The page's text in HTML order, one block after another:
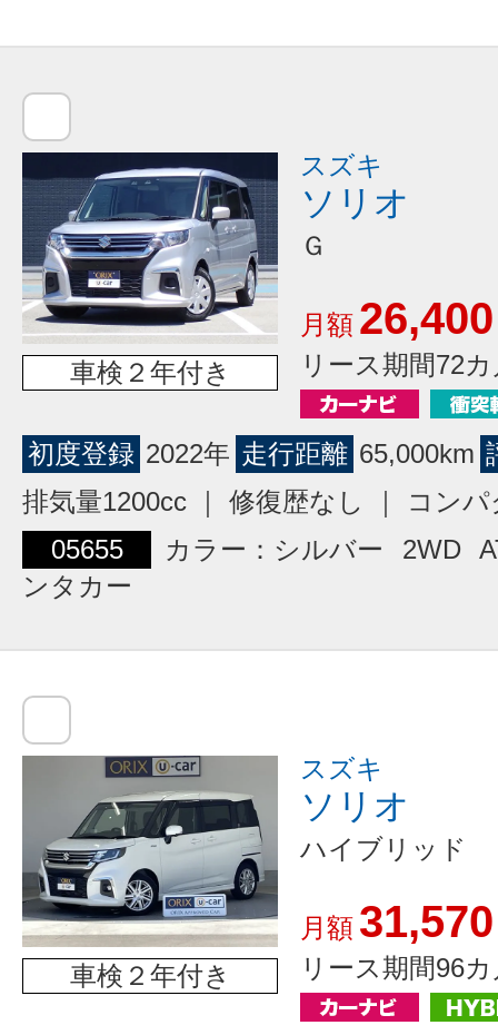
車検２年付き
スズキ
ソリオ
Ｇ
月額 26,400
リース期間72
初度登録 2022年 走行距離 65,000km
排気量1200cc ｜ 修復歴なし ｜ コン
05655
カラー：シルバー 2WD
ンタカー
車検２年付き
スズキ
ソリオ
ハイブリッド
月額 31,570
リース期間96